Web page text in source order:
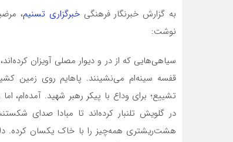
به گزارش خبرنگار فرهنگیخبرگزاری تسنیم،
نوشت:
سیاهی‌هایی که از در و دیوار مصلی آویزان
قفسه سینه‌ام می‌نشینند. پاهایم روی زمین
تشییع؛ برای وداع با پیکر رهبر شهید. آمده‌ام،
در گلویش تلنبار کرده‌اند تا مبادا صدای
هشت‌ریشتری همه‌چیز را با خاک یکسان کرده.